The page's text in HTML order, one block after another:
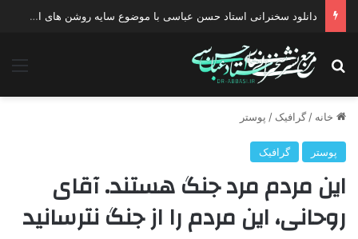
دانلود سخنرانی استاد حسن عباسی با موضوع چهار انتخاب ۱۴۰۰
جستجو برای
خانه / گرافیک / پوستر
پوستر گرافیک
این مردم مرد جنگ هستند. آقای
روحانی، این مردم را از جنگ نترسانید